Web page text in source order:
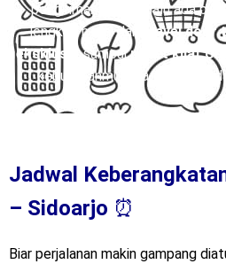
pengiriman yang selalu ada
lengkap mulai dari
travel door
eksklusif
, sampaipaket kilat
kebutuhanmu bisa terpenuhi
Jadwal
– Sidoarjo ⏰
Biar perjalanan makin gampang